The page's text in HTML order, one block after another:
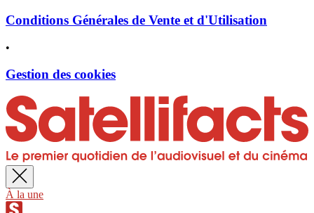
Conditions Générales de Vente et d'Utilisation
•
Gestion des cookies
À la une